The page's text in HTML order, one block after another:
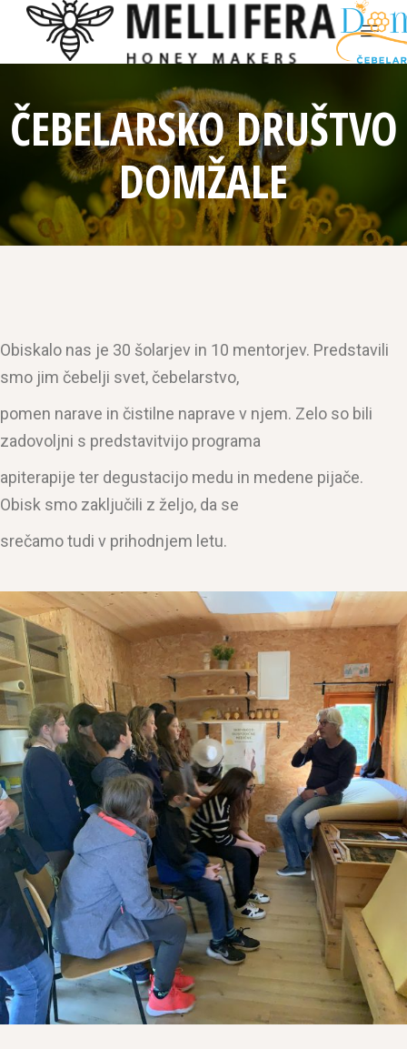
ČEBELARSKO DRUŠTVO
DOMŽALE
Obiskalo nas je 30 šolarjev in 10 mentorjev. Predstavili
smo jim čebelji svet, čebelarstvo,
pomen narave in čistilne naprave v njem. Zelo so bili
zadovoljni s predstavitvijo programa
apiterapije ter degustacijo medu in medene pijače.
Obisk smo zaključili z željo, da se
srečamo tudi v prihodnjem letu.